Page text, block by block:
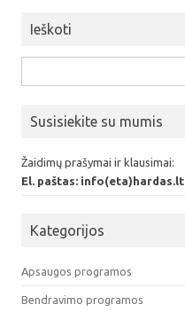
Ieškoti
Susisiekite su mumis
Žaidimų prašymai ir klausimai:
El. paštas: info(eta)hardas.lt
Kategorijos
Apsaugos programos
Bendravimo programos